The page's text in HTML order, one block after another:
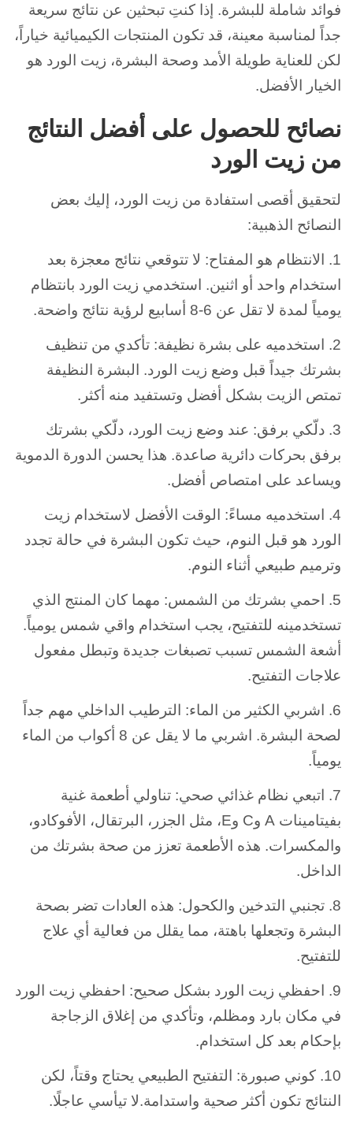
فوائد شاملة للبشرة. إذا كنتِ تبحثين عن نتائج سريعة
جداً لمناسبة معينة، قد تكون المنتجات الكيميائية خياراً،
لكن للعناية طويلة الأمد وصحة البشرة، زيت الورد هو
الخيار الأفضل.
نصائح للحصول على أفضل النتائج
من زيت الورد
لتحقيق أقصى استفادة من زيت الورد، إليك بعض
النصائح الذهبية:
1. الانتظام هو المفتاح: لا تتوقعي نتائج معجزة بعد
استخدام واحد أو اثنين. استخدمي زيت الورد بانتظام
يومياً لمدة لا تقل عن 6-8 أسابيع لرؤية نتائج واضحة.
2. استخدميه على بشرة نظيفة: تأكدي من تنظيف
بشرتك جيداً قبل وضع زيت الورد. البشرة النظيفة
تمتص الزيت بشكل أفضل وتستفيد منه أكثر.
3. دلّكي برفق: عند وضع زيت الورد، دلّكي بشرتك
برفق بحركات دائرية صاعدة. هذا يحسن الدورة الدموية
ويساعد على امتصاص أفضل.
4. استخدميه مساءً: الوقت الأفضل لاستخدام زيت
الورد هو قبل النوم، حيث تكون البشرة في حالة تجدد
وترميم طبيعي أثناء النوم.
5. احمي بشرتك من الشمس: مهما كان المنتج الذي
تستخدمينه للتفتيح، يجب استخدام واقي شمس يومياً.
أشعة الشمس تسبب تصبغات جديدة وتبطل مفعول
علاجات التفتيح.
6. اشربي الكثير من الماء: الترطيب الداخلي مهم جداً
لصحة البشرة. اشربي ما لا يقل عن 8 أكواب من الماء
يومياً.
7. اتبعي نظام غذائي صحي: تناولي أطعمة غنية
بفيتامينات A وC وE، مثل الجزر، البرتقال، الأفوكادو،
والمكسرات. هذه الأطعمة تعزز من صحة بشرتك من
الداخل.
8. تجنبي التدخين والكحول: هذه العادات تضر بصحة
البشرة وتجعلها باهتة، مما يقلل من فعالية أي علاج
للتفتيح.
9. احفظي زيت الورد بشكل صحيح: احفظي زيت الورد
في مكان بارد ومظلم، وتأكدي من إغلاق الزجاجة
بإحكام بعد كل استخدام.
10. كوني صبورة: التفتيح الطبيعي يحتاج وقتاً، لكن
النتائج تكون أكثر صحية واستدامة.لا تيأسي عاجلًا.